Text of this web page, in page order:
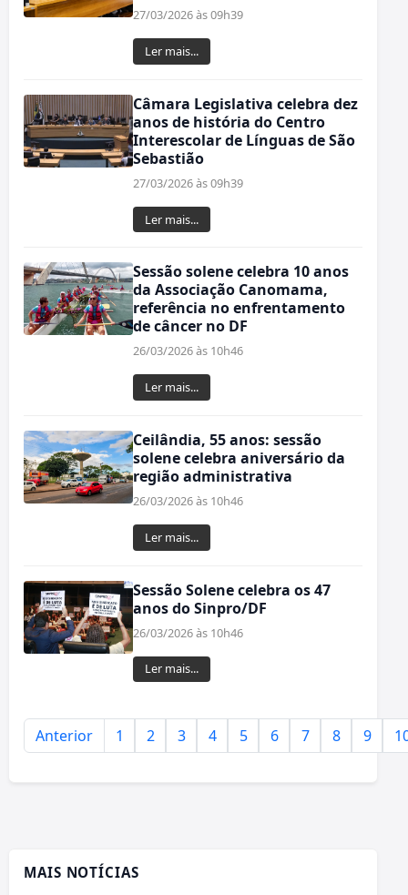
27/03/2026 às 09h39
Ler mais...
Câmara Legislativa celebra dez
anos de história do Centro
Interescolar de Línguas de São
Sebastião
27/03/2026 às 09h39
Ler mais...
Sessão solene celebra 10 anos
da Associação Canomama,
referência no enfrentamento
de câncer no DF
26/03/2026 às 10h46
Ler mais...
Ceilândia, 55 anos: sessão
solene celebra aniversário da
região administrativa
26/03/2026 às 10h46
Ler mais...
Sessão Solene celebra os 47
anos do Sinpro/DF
26/03/2026 às 10h46
Ler mais...
Anterior 1 2 3 4 5 6 7 8 9
MAIS NOTÍCIAS